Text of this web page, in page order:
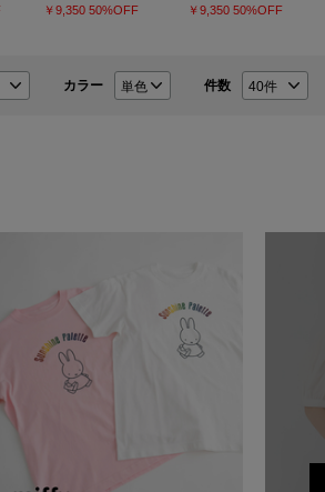
￥9,350 50%OFF
￥9,350 50%OFF
カラー 件数